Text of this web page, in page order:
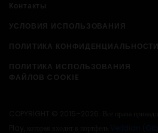
Контакты
УСЛОВИЯ ИСПОЛЬЗОВАНИЯ
ПОЛИТИКА КОНФИДЕНЦИАЛЬНОСТИ
ПОЛИТИКА ИСПОЛЬЗОВАНИЯ
ФАЙЛОВ COOKIE